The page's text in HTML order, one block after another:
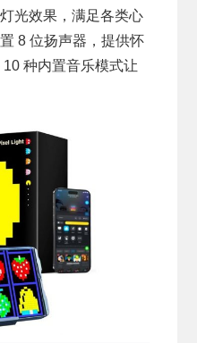
光效果，满足各类心
8 位扬声器，提供怀
10 种内置音乐模式让